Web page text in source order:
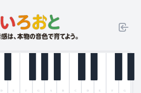
D E F G A B C D E F G